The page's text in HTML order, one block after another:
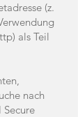
(z.
als Teil
nach